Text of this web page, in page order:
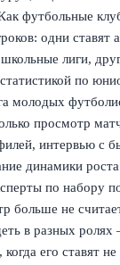
футбольные
одни ставят
лиги,
по
молодых
просмотр
интервью с
динамики роста
по набору
больше не
в разных ролях
когда его ставят